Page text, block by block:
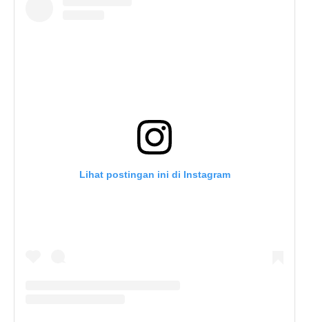
Lihat postingan ini di Instagram